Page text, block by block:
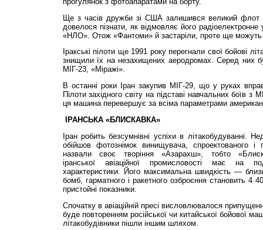
Ще з часів дружби зі США залишився великий флот
довелося пізнати, як відмовляє його радіоелектронне
«НЛО». Отож «Фантоми» й застаріли, проте ще можуть
Іракські пілоти ще 1991 року перегнали свої бойові
знищили їх на незахищених аеродромах. Серед них
МІГ-23, «Міражі».
В останні роки Іран закупив МІГ-29, що у руках
Пілоти західного світу на підставі навчальних боїв
ця машина перевершує за всіма параметрами
ІРАНСЬКА «БЛИСКАВКА»
Іран робить безсумнівні успіхи в літакобудуванні.
обійшов фотознімок винищувача, спроектованого і
назвали своє творіння «Азарахш», тобто
іранської авіаційної промисловості має на
характеристики. Його максимальна швидкість —
бомб, гарматного і ракетного озброєння становить 4
пристойні показники.
Спочатку в авіаційній пресі висловлювалося
буде повторенням російської чи китайської бойової
літакобудівники пішли іншим шляхом.